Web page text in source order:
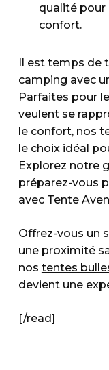
qualité pour
confort.
Il est temps de
camping avec
Parfaites pour
veulent se
le confort, nos
le choix idéal
Explorez notre
préparez-vous
avec Tente
Offrez-vous un
une proximité
nos tentes
devient une
[/read]